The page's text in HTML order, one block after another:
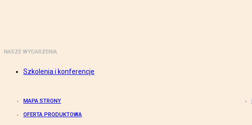
NASZE WYDARZENIA
Szkolenia i konferencje
MAPA STRONY
OFERTA PRODUKTOWA